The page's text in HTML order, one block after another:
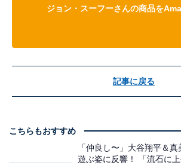
ジョン・スーフーさんの商品を
記事に戻る
こちらもおすすめ
「仲良し〜」大谷翔平＆
遊ぶ姿に反響！ 「流石に